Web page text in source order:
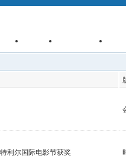
论坛 群组 日本百科
帖子
利尔国际电影节获奖